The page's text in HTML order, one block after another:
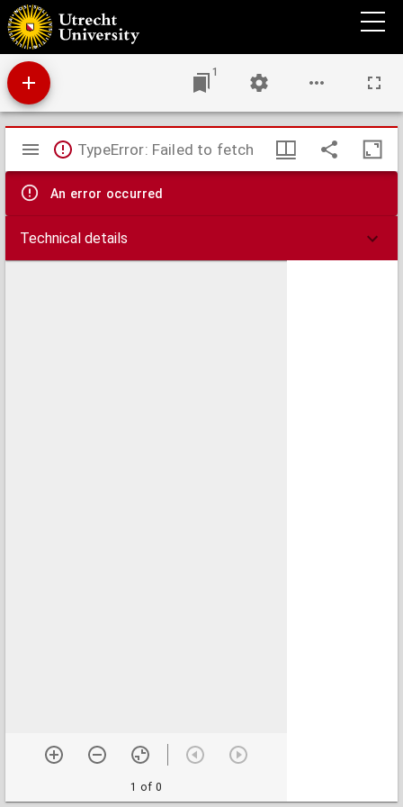
XVII Provinciae Belgii sive Germaniae Inferioris priscis temporibus circulo Burgundisco
S.R.I. annumeratae quarum X hodie maximam partem Hispaniarum, non nullae Galliae
regis ditioni subjacent, VII vero sub nomine Foederatarum Provinciarum Libertate
gaudent
1
Mirador
viewer
TypeError: Failed to fetch
An error occurred
Technical details
1 of 0